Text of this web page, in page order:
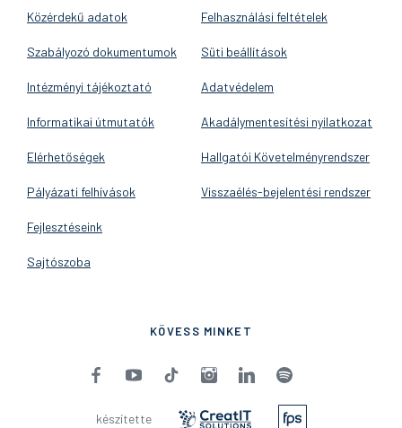
Közérdekű adatok
Szabályozó dokumentumok
Intézményi tájékoztató
Informatikai útmutatók
Elérhetőségek
Pályázati felhívások
Fejlesztéseink
Sajtószoba
Felhasználási feltételek
Süti beállítások
Adatvédelem
Akadálymentesítési nyilatkozat
Hallgatói Követelményrendszer
Visszaélés-bejelentési rendszer
KÖVESS MINKET
készítette